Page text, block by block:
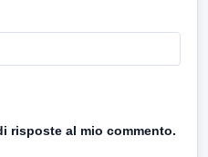
risposte al mio commento.